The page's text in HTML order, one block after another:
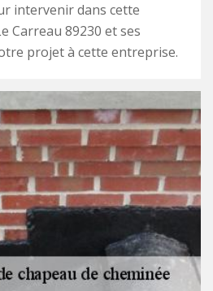
intervenir dans cette
Carreau 89230 et ses
projet à cette entreprise.